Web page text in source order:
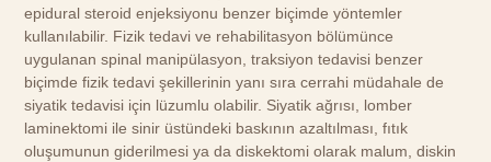
epidural steroid enjeksiyonu benzer biçimde yöntemler
kullanılabilir. Fizik tedavi ve rehabilitasyon bölümünce
uygulanan spinal manipülasyon, traksiyon tedavisi benzer
biçimde fizik tedavi şekillerinin yanı sıra cerrahi müdahale de
siyatik tedavisi için lüzumlu olabilir. Siyatik ağrısı, lomber
laminektomi ile sinir üstündeki baskının azaltılması, fıtık
oluşumunun giderilmesi ya da diskektomi olarak malum, diskin